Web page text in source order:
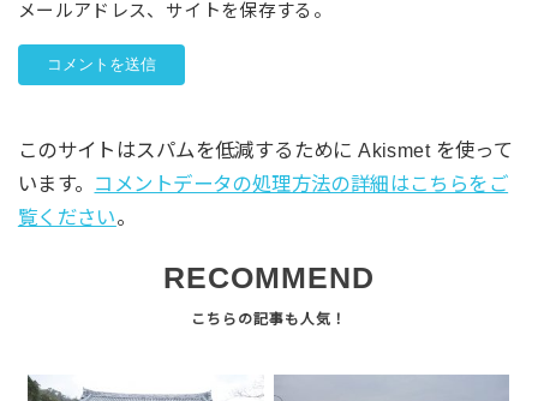
メールアドレス、サイトを保存する。
このサイトはスパムを低減するために Akismet を使って
います。 コメントデータの処理方法の詳細はこちらをご
覧ください。
RECOMMEND